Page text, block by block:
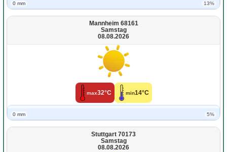
0 mm 13%
Mannheim 68161
Samstag
08.08.2026
max32°C min14°C
0 mm 5%
Stuttgart 70173
Samstag
08.08.2026